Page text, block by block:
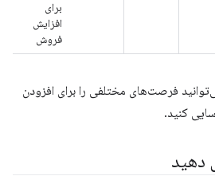
افزایش
فروش
فرصت‌های مختلفی را برای افزودن
کنید.